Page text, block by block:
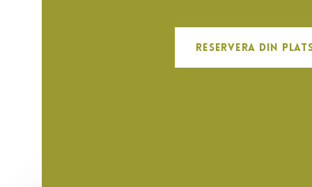
Reservera din